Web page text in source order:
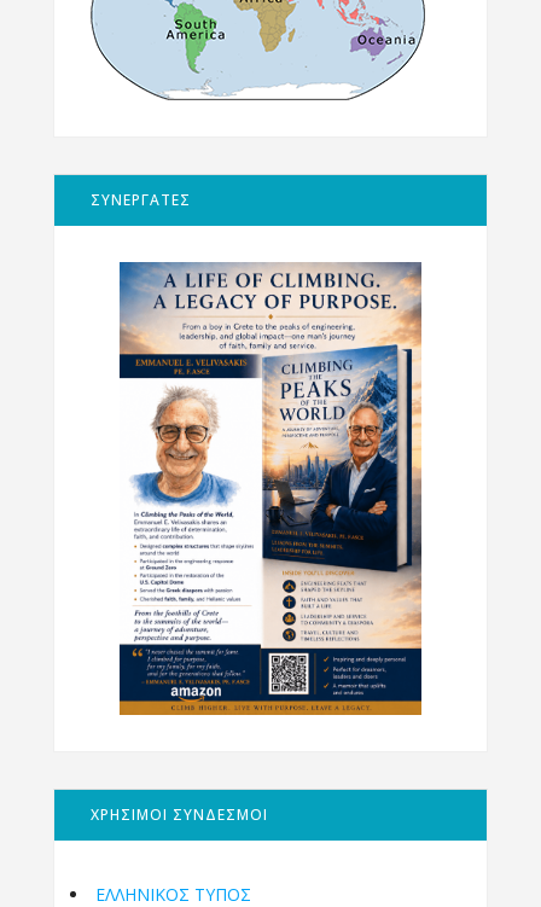
ΣΥΝΕΡΓΑΤΕΣ
ΧΡΗΣΙΜΟΙ ΣΥΝΔΕΣΜΟΙ
ΕΛΛΗΝΙΚΟΣ ΤΥΠΟΣ